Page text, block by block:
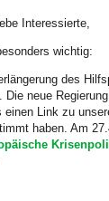
Interessierte,
wichtig:
des
neue
Link zu
haben. Am